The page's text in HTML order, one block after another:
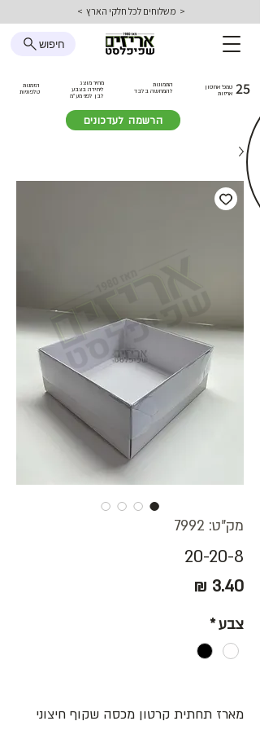
< משלוחים לכל חלקי הארץ >
חיפוש
הזמנות
טלפוניות
מחיר מוצג
ליחידה בצבע
לבן לפני מע״מ
התמונות
להמחשה בלבד
טמפ׳ אחסון
אריזות 25
הרשמה לעדכונים
מק"ט: 7992
20-20-8
צבע*
מארז תחתית קרטון מכסה שקוף חיצוני